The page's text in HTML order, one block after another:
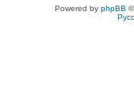
Powered by phpBB